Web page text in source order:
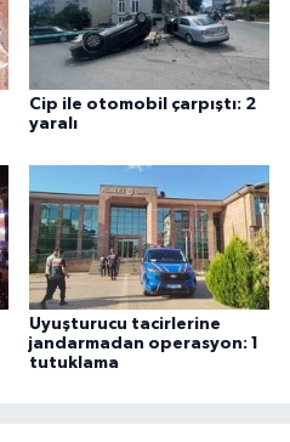
Cip ile otomobil çarpıştı: 2
yaralı
Uyuşturucu tacirlerine
jandarmadan operasyon: 1
tutuklama